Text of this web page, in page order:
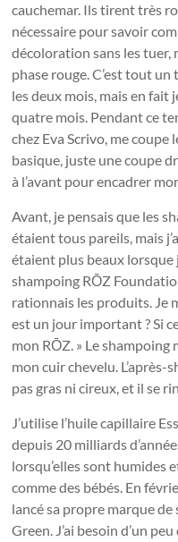
cauchemar. Ils tirent très
nécessaire pour savoir
décoloration sans les tuer,
phase rouge. C’est tout
les deux mois, mais en fait
quatre mois. Pendant ce
chez Eva Scrivo, me coupe
basique, juste une coupe
à l’avant pour encadrer
Avant, je pensais que les
étaient tous pareils, mais
étaient plus beaux lorsque
shampoing RŌZ
rationnais les produits. Je
est un jour important ? Si
mon RŌZ. » Le shampoing
mon cuir chevelu.
pas gras ni cireux, et il se
J’utilise l’huile capillaire
depuis 20 milliards
lorsqu’elles sont humides
comme des bébés. En
lancé sa propre marque
Green. J’ai besoin d’un